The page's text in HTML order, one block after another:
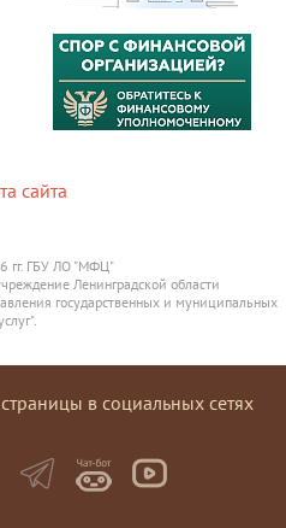
сайта
гг. ГБУ ЛО "МФЦ"
Ленинградской области
государственных и муниципальных
в социальных сетях